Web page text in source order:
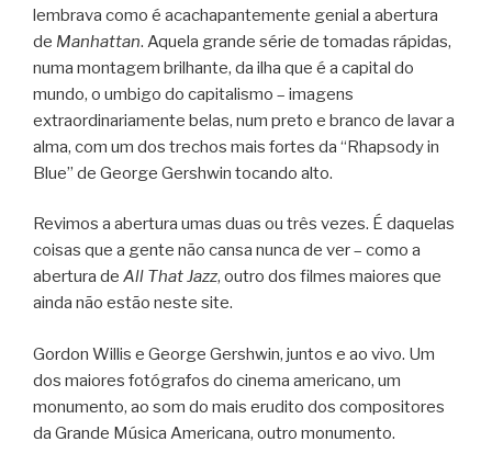
lembrava como é acachapantemente genial a abertura
de Manhattan. Aquela grande série de tomadas rápidas,
numa montagem brilhante, da ilha que é a capital do
mundo, o umbigo do capitalismo – imagens
extraordinariamente belas, num preto e branco de lavar a
alma, com um dos trechos mais fortes da “Rhapsody in
Blue” de George Gershwin tocando alto.
Revimos a abertura umas duas ou três vezes. É daquelas
coisas que a gente não cansa nunca de ver – como a
abertura de All That Jazz, outro dos filmes maiores que
ainda não estão neste site.
Gordon Willis e George Gershwin, juntos e ao vivo. Um
dos maiores fotógrafos do cinema americano, um
monumento, ao som do mais erudito dos compositores
da Grande Música Americana, outro monumento.